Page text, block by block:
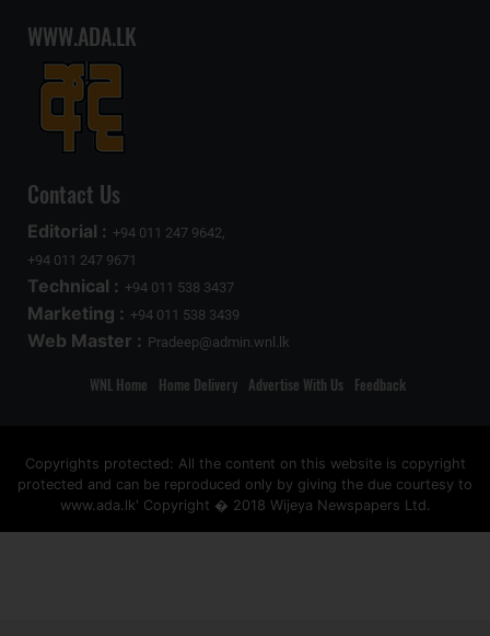
WWW.ADA.LK
Contact Us
Editorial : +94 011 247 9642,
+94 011 247 9671
Technical : +94 011 538 3437
Marketing : +94 011 538 3439
Web Master : Pradeep@admin.wnl.lk
WNL Home Home Delivery Advertise With Us Feedback
Copyrights protected: All the content on this website is copyright
protected and can be reproduced only by giving the due courtesy to
www.ada.lk' Copyright � 2018 Wijeya Newspapers Ltd.